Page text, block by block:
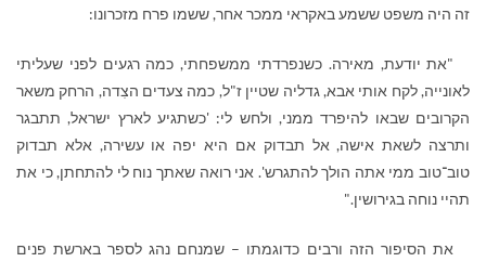
זה היה משפט ששמע באקראי ממכר אחר, ששמו פרח מזכרונו:
"את יודעת, מאירה. כשנפרדתי ממשפחתי, כמה רגעים לפני שעליתי
לאונייה, לקח אותי אבא, גדליה שטיין ז"ל, כמה צעדים הצִדה, הרחק משאר
הקרובים שבאו להיפרד ממני, ולחש לי: 'כשתגיע לארץ ישראל, תתבגר
ותרצה לשאת אישה, אל תבדוק אם היא יפה או עשירה, אלא תבדוק
טוב־טוב ממי אתה הולך להתגרש'. אני רואה שאתך נוח לי להתחתן, כי את
תהיי נוחה בגירושין."
את הסיפור הזה ורבים כדוגמתו – שמנחם נהג לספר בארשת פנים